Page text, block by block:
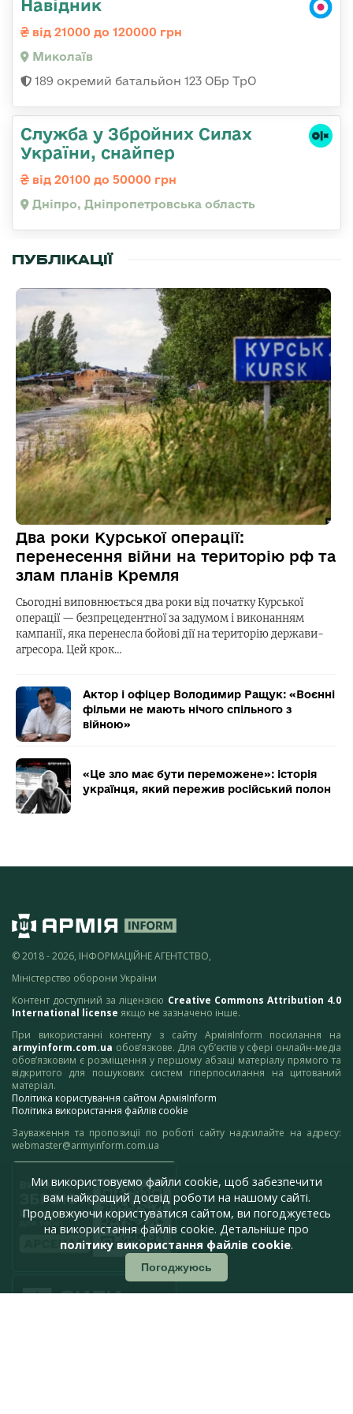
Навідник
від 21000 до 120000 грн
Миколаїв
189 окремий батальйон 123 ОБр ТрО
Служба у Збройних Силах
України, снайпер
від 20100 до 50000 грн
Дніпро, Дніпропетровська область
ПУБЛІКАЦІЇ
Два роки Курської операції:
перенесення війни на територію рф та
злам планів Кремля
Сьогодні виповнюється два роки від початку Курської
операції — безпрецедентної за задумом і виконанням
кампанії, яка перенесла бойові дії на територію держави-
агресора. Цей крок…
Актор і офіцер Володимир Ращук: «Воєнні
фільми не мають нічого спільного з
війною»
«Це зло має бути переможене»: історія
українця, який пережив російський полон
© 2018 - 2026, ІНФОРМАЦІЙНЕ АГЕНТСТВО,
Міністерство оборони України
Контент доступний за ліцензією Creative Commons Attribution 4.0
International license якщо не зазначено інше.
При використанні контенту з сайту АрміяInform посилання на
armyinform.com.ua обов’язкове. Для суб’єктів у сфері онлайн-медіа
обов’язковим є розміщення у першому абзаці матеріалу прямого та
відкритого для пошукових систем гіперпосилання на цитований
матеріал.
Політика користування сайтом АрміяInform
Політика використання файлів cookie
Зауваження та пропозиції по роботі сайту надсилайте на адресу:
webmaster@armyinform.com.ua
Ми використовуємо файли cookie, щоб забезпечити
вам найкращий досвід роботи на нашому сайті.
Продовжуючи користуватися сайтом, ви погоджуєтесь
на використання файлів cookie. Детальніше про
політику використання файлів cookie.
Погоджуюсь